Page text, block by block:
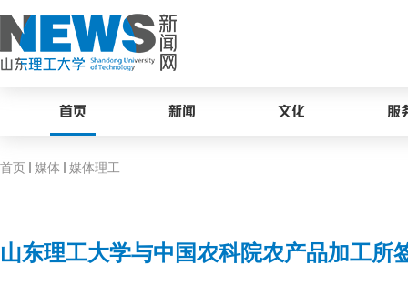
首页 新闻 文化 服
首页 媒体 媒体理工
山东理工大学与中国农科院农产品加工所